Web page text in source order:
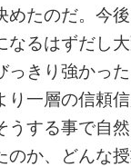
めたのだ。今
なるはずだし
っきり強かっ
り一層の信頼
うする事で自
のか、どんな